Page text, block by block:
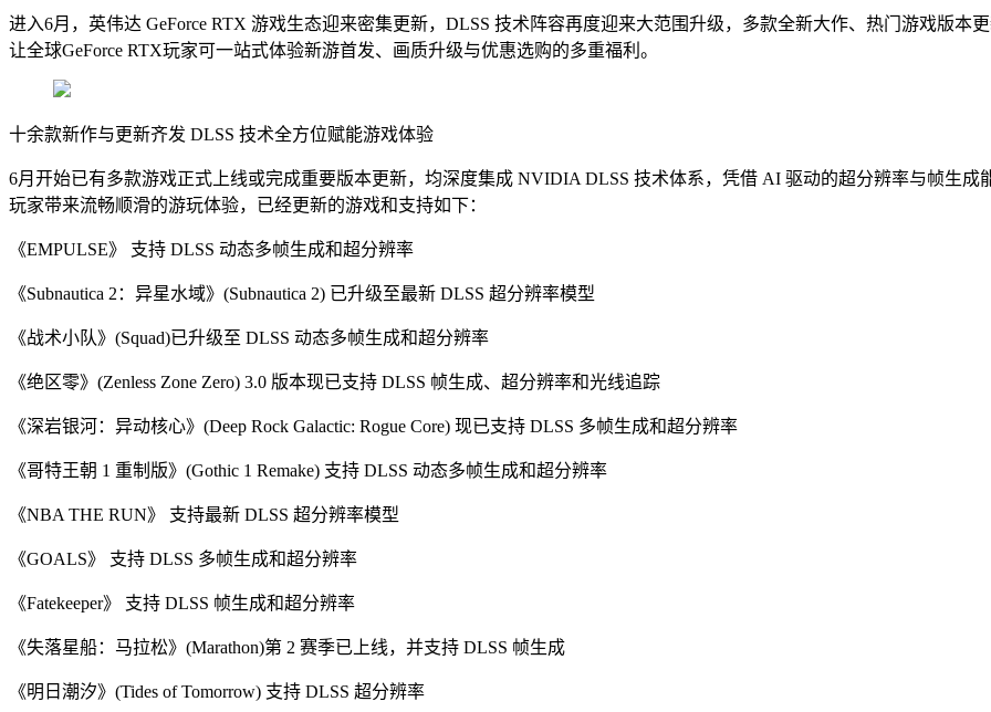
进入6月，英伟达 GeForce RTX 游戏生态迎来密集更新，DLSS 技术阵容再度迎来大范围升级，多款全新大作、热门游戏版本
让全球GeForce RTX玩家可一站式体验新游首发、画质升级与优惠选购的多重福利。
十余款新作与更新齐发 DLSS 技术全方位赋能游戏体验
6月开始已有多款游戏正式上线或完成重要版本更新，均深度集成 NVIDIA DLSS 技术体系，凭借 AI 驱动的超分辨率与帧生
玩家带来流畅顺滑的游玩体验，已经更新的游戏和支持如下：
《EMPULSE》 支持 DLSS 动态多帧生成和超分辨率
《Subnautica 2：异星水域》(Subnautica 2) 已升级至最新 DLSS 超分辨率模型
《战术小队》(Squad)已升级至 DLSS 动态多帧生成和超分辨率
《绝区零》(Zenless Zone Zero) 3.0 版本现已支持 DLSS 帧生成、超分辨率和光线追踪
《深岩银河：异动核心》(Deep Rock Galactic: Rogue Core) 现已支持 DLSS 多帧生成和超分辨率
《哥特王朝 1 重制版》(Gothic 1 Remake) 支持 DLSS 动态多帧生成和超分辨率
《NBA THE RUN》 支持最新 DLSS 超分辨率模型
《GOALS》 支持 DLSS 多帧生成和超分辨率
《Fatekeeper》 支持 DLSS 帧生成和超分辨率
《失落星船：马拉松》(Marathon)第 2 赛季已上线，并支持 DLSS 帧生成
《明日潮汐》(Tides of Tomorrow) 支持 DLSS 超分辨率